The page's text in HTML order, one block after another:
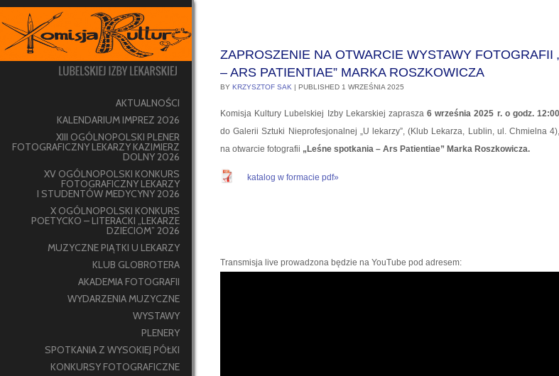
AKTUALNOŚCI
KALENDARIUM IMPREZ 2026
XIII OGÓLNOPOLSKI PLENER
FOTOGRAFICZNY LEKARZY KAZIMIERZ
DOLNY 2026
XV OGÓLNOPOLSKI KONKURS
FOTOGRAFICZNY LEKARZY
I STUDENTÓW MEDYCYNY 2026
X OGÓLNOPOLSKI KONKURS
POETYCKO – LITERACKI „LEKARZE
DZIECIOM” 2026
MUZYCZNE PIĄTKI U LEKARZY
KLUB GLOBROTERA
AKADEMIA FOTOGRAFII
WYDARZENIA MUZYCZNE
WYSTAWY
PLENERY
SPOTKANIA Z WYSOKIEJ PÓŁKI
KONKURSY FOTOGRAFICZNE
ZAPROSZENIE NA OTWARCIE WYSTAWY FOTOGRAFII
– ARS PATIENTIAE” MARKA ROSZKOWICZA
BY KRZYSZTOF SAK | PUBLISHED 1 WRZEŚNIA 2025
Komisja Kultury Lubelskiej Izby Lekarskiej zaprasza6 września 2025 r. o godz. 12:00
do Galerii Sztuki Nieprofesjonalnej „U lekarzy”, (Klub Lekarza, Lublin, ul. Chmielna 4),
na otwarcie fotografii „Leśne spotkania – Ars Patientiae” Marka Roszkowicza.
katalog w formacie pdf»
Transmisja live prowadzona będzie na YouTube pod adresem: